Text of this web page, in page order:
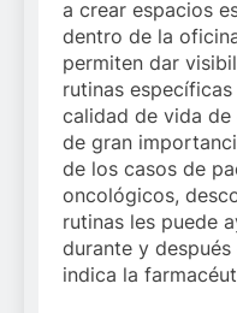
a crear espacios
dentro de la
permiten dar
rutinas
calidad de vida de
de gran
de los casos de
oncológicos,
rutinas les puede
durante y después
indica la